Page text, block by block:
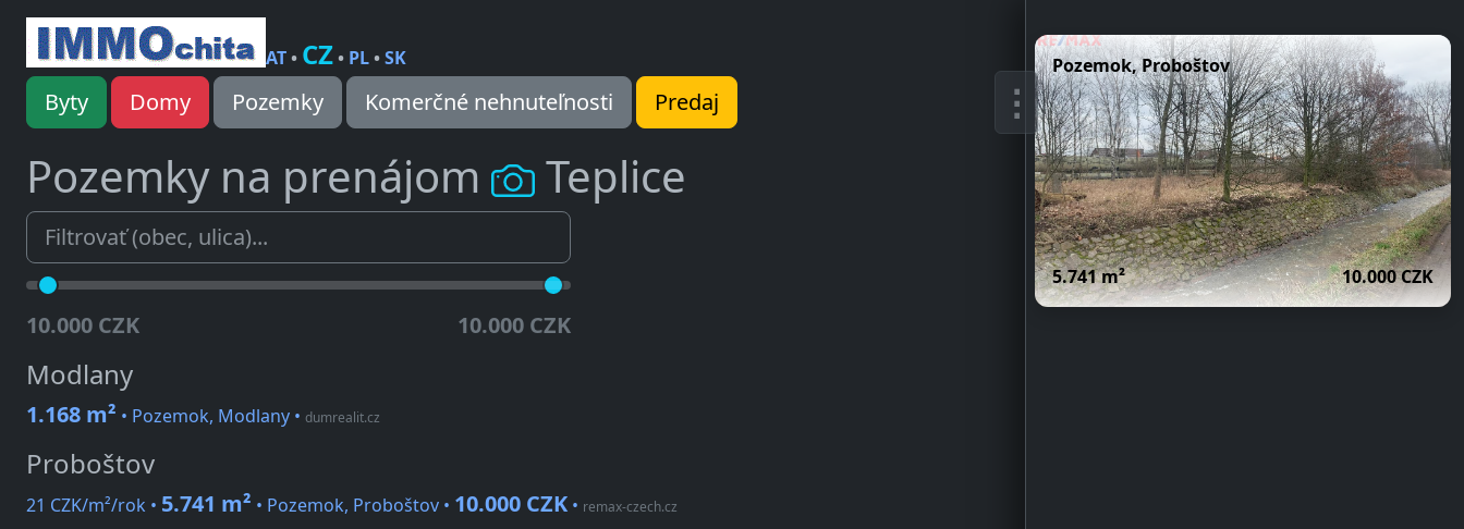
AT• CZ• PL•SK
Byty Domy Pozemky Komerčné nehnuteľnosti Predaj
Pozemky na prenájom Teplice
10.000 CZK 10.000 CZK
Modlany
1.168 m² • Pozemok, Modlany • dumrealit.cz
Proboštov
21 CZK/m²/rok • 5.741 m² • Pozemok, Proboštov • 10.000 CZK • remax-czech.cz